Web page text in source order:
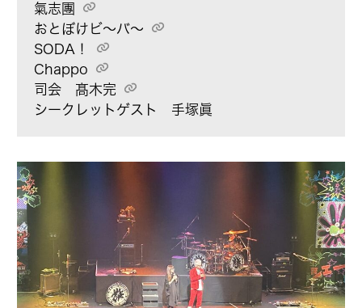
氣志團
おとぼけビ〜バ〜
SODA！
Chappo
司会 髙木完
シークレットゲスト 手塚眞